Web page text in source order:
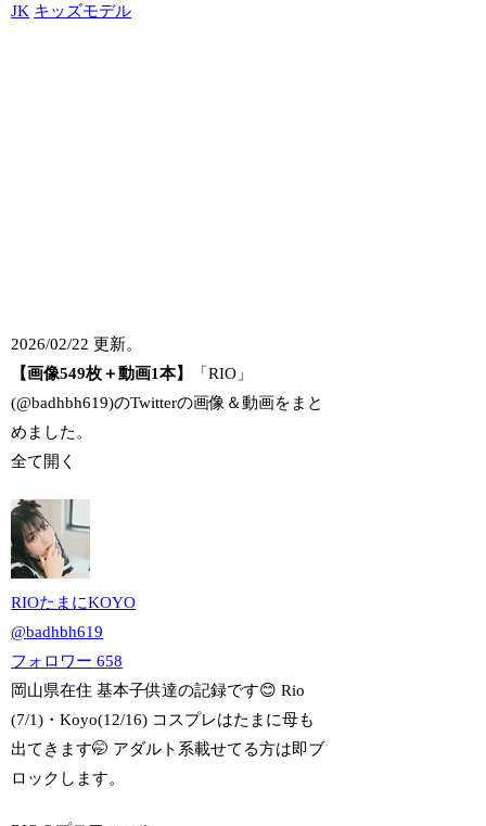
JK キッズモデル
2026/02/22 更新。
【画像549枚＋動画1本】
「RIO」
(@badhbh619)のTwitterの画像＆動画をまと
めました。
全て開く
RIOたまにKOYO
@badhbh619
フォロワー658
岡山県在住 基本子供達の記録です😊 Rio
(7/1)・Koyo(12/16) コスプレはたまに母も
出てきます🤭 アダルト系載せてる方は即ブ
ロックします。